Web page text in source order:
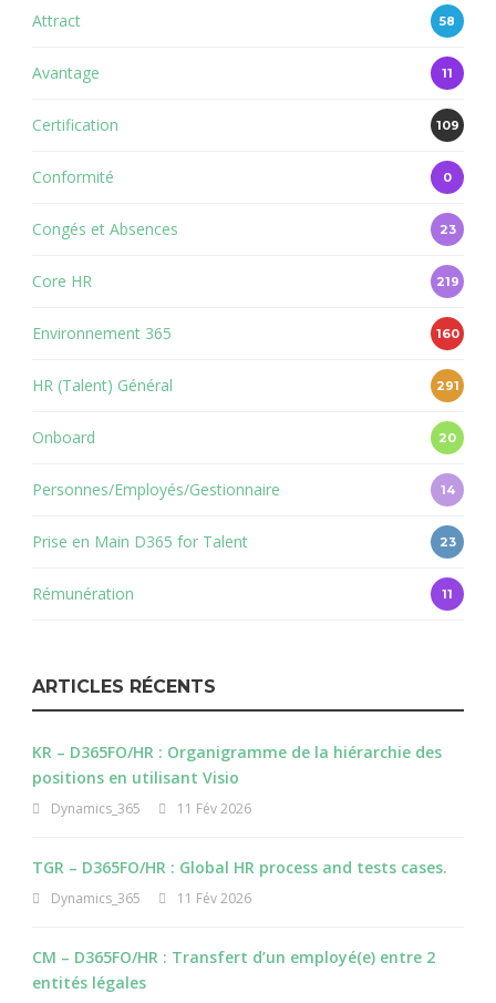
Attract 58
Avantage 11
Certification 109
Conformité 0
Congés et Absences 23
Core HR 219
Environnement 365 160
HR (Talent) Général 291
Onboard 20
Personnes/Employés/Gestionnaire 14
Prise en Main D365 for Talent 23
Rémunération 11
ARTICLES RÉCENTS
KR – D365FO/HR : Organigramme de la hiérarchie des
positions en utilisant Visio
Dynamics_365 11 Fév 2026
TGR – D365FO/HR : Global HR process and tests cases.
Dynamics_365 11 Fév 2026
CM – D365FO/HR : Transfert d’un employé(e) entre 2
entités légales